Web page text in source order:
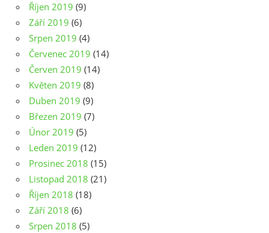
Říjen 2019 (9)
Září 2019 (6)
Srpen 2019 (4)
Červenec 2019 (14)
Červen 2019 (14)
Květen 2019 (8)
Duben 2019 (9)
Březen 2019 (7)
Únor 2019 (5)
Leden 2019 (12)
Prosinec 2018 (15)
Listopad 2018 (21)
Říjen 2018 (18)
Září 2018 (6)
Srpen 2018 (5)